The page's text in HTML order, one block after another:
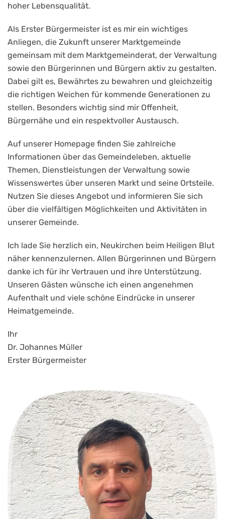
hoher Lebensqualität.
Als Erster Bürgermeister ist es mir ein wichtiges
Anliegen, die Zukunft unserer Marktgemeinde
gemeinsam mit dem Marktgemeinderat, der Verwaltung
sowie den Bürgerinnen und Bürgern aktiv zu gestalten.
Dabei gilt es, Bewährtes zu bewahren und gleichzeitig
die richtigen Weichen für kommende Generationen zu
stellen. Besonders wichtig sind mir Offenheit,
Bürgernähe und ein respektvoller Austausch.
Auf unserer Homepage finden Sie zahlreiche
Informationen über das Gemeindeleben, aktuelle
Themen, Dienstleistungen der Verwaltung sowie
Wissenswertes über unseren Markt und seine Ortsteile.
Nutzen Sie dieses Angebot und informieren Sie sich
über die vielfältigen Möglichkeiten und Aktivitäten in
unserer Gemeinde.
Ich lade Sie herzlich ein, Neukirchen beim Heiligen Blut
näher kennenzulernen. Allen Bürgerinnen und Bürgern
danke ich für ihr Vertrauen und ihre Unterstützung.
Unseren Gästen wünsche ich einen angenehmen
Aufenthalt und viele schöne Eindrücke in unserer
Heimatgemeinde.
Ihr
Dr. Johannes Müller
Erster Bürgermeister